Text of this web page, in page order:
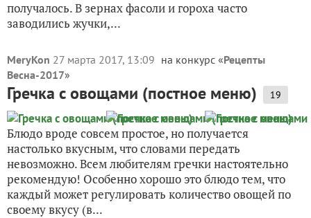
получалось. В зернах фасоли и гороха часто
заводились жучки,...
MeryKon 27 марта 2017, 13:09 на конкурс «Рецепты
Весна-2017»
Гречка с овощами (постное меню) 19
Блюдо вроде совсем простое, но получается
настолько вкусным, что словами передать
невозможно. Всем любителям гречки настоятельно
рекомендую! Особенно хорошо это блюдо тем, что
каждый может регулировать количество овощей по
своему вкусу (в...